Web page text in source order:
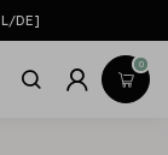
DE]
0